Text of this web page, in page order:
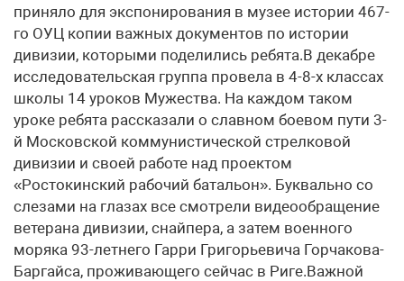
приняло для экспонирования в музее истории 467-
го ОУЦ копии важных документов по истории
дивизии, которыми поделились ребята.В декабре
исследовательская группа провела в 4-8-х классах
школы 14 уроков Мужества. На каждом таком
уроке ребята рассказали о славном боевом пути 3-
й Московской коммунистической стрелковой
дивизии и своей работе над проектом
«Ростокинский рабочий батальон». Буквально со
слезами на глазах все смотрели видеообращение
ветерана дивизии, снайпера, а затем военного
моряка 93-летнего Гарри Григорьевича Горчакова-
Баргайса, проживающего сейчас в Риге.Важной